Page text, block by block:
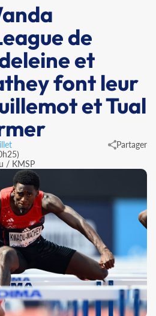
de
et
font leur
et Tual
/ KMSP
Partager